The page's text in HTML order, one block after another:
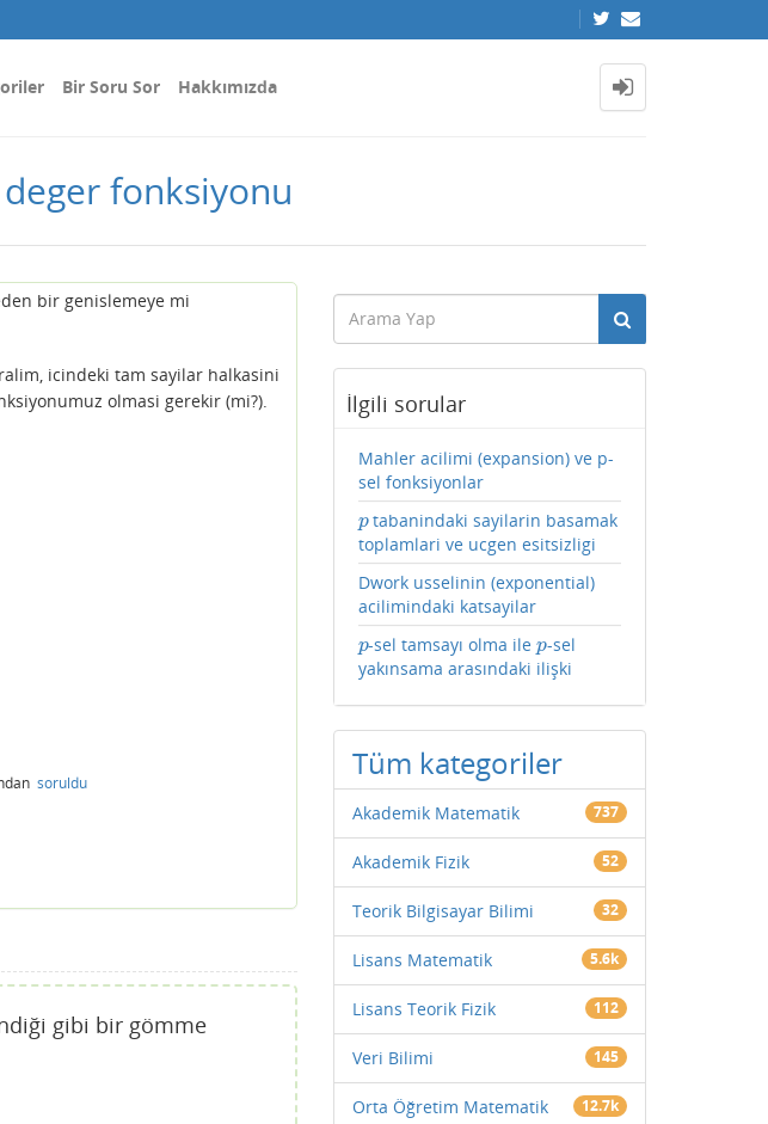
Bir Soru Sor Hakkımızda
fonksiyonu
bir genislemeye mi
icindeki tam sayilar halkasini
olmasi gerekir (mi?).
soruldu
gibi bir gömme
İlgili sorular
Mahler acilimi (expansion) ve p-
sel fonksiyonlar
p
ptabanindaki sayilarin basamak
toplamlari ve ucgen esitsizligi
Dwork usselinin (exponential)
acilimindaki katsayilar
p
p-sel tamsayı olma ilep
p-sel
yakınsama arasındaki ilişki
Tüm kategoriler
Akademik Matematik 737
Akademik Fizik 52
Teorik Bilgisayar Bilimi 32
Lisans Matematik 5.6k
Lisans Teorik Fizik 112
Veri Bilimi 145
Orta Öğretim Matematik 12.7k